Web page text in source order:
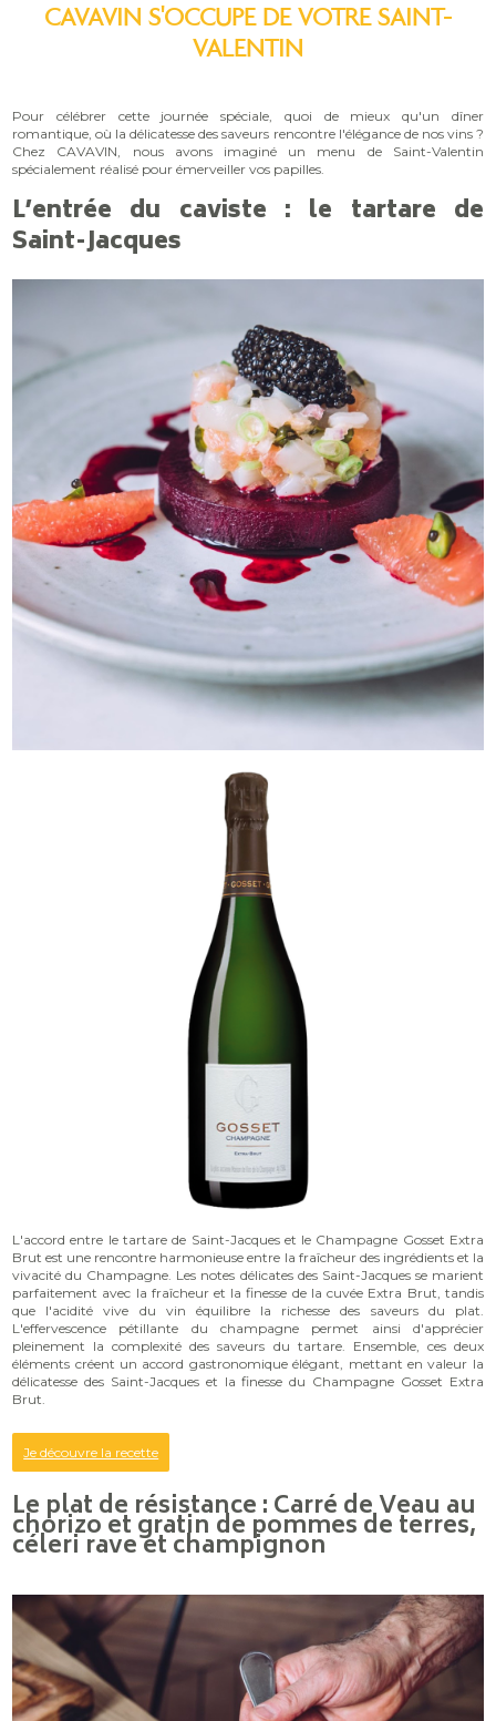
CAVAVIN S'OCCUPE DE VOTRE SAINT-
VALENTIN
Pour célébrer cette journée spéciale, quoi de mieux qu'un dîner
romantique, où la délicatesse des saveurs rencontre l'élégance de nos vins ?
Chez CAVAVIN, nous avons imaginé un menu de Saint-Valentin
spécialement réalisé pour émerveiller vos papilles.
L’entrée du caviste : le tartare de
Saint-Jacques
L'accord entre le tartare de Saint-Jacques et le Champagne Gosset Extra
Brut est une rencontre harmonieuse entre la fraîcheur des ingrédients et la
vivacité du Champagne. Les notes délicates des Saint-Jacques se marient
parfaitement avec la fraîcheur et la finesse de la cuvée Extra Brut, tandis
que l'acidité vive du vin équilibre la richesse des saveurs du plat.
L'effervescence pétillante du champagne permet ainsi d'apprécier
pleinement la complexité des saveurs du tartare. Ensemble, ces deux
éléments créent un accord gastronomique élégant, mettant en valeur la
délicatesse des Saint-Jacques et la finesse du Champagne Gosset Extra
Brut.
Je découvre la recette
Le plat de résistance : Carré de Veau au
chorizo et gratin de pommes de terres,
céleri rave et champignon